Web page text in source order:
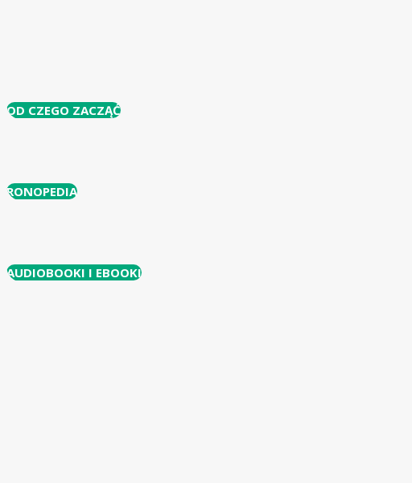
OD CZEGO ZACZĄĆ
RONOPEDIA
AUDIOBOOKI I EBOOKI